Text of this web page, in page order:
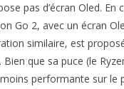
pas d’écran Oled. En
Go 2, avec un écran
similaire, est
Bien que sa puce (le
performante sur le